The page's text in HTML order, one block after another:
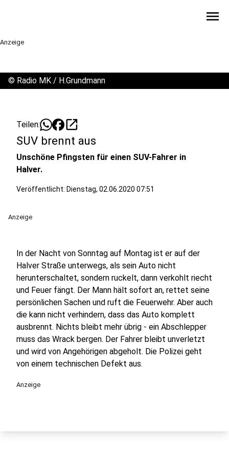
menu
Anzeige
© Radio MK / H.Grundmann
Teilen: open_in_new
SUV brennt aus
Unschöne Pfingsten für einen SUV-Fahrer in
Halver.
Veröffentlicht: Dienstag, 02.06.2020 07:51
Anzeige
In der Nacht von Sonntag auf Montag ist er auf der
Halver Straße unterwegs, als sein Auto nicht
herunterschaltet, sondern ruckelt, dann verkohlt riecht
und Feuer fängt. Der Mann hält sofort an, rettet seine
persönlichen Sachen und ruft die Feuerwehr. Aber auch
die kann nicht verhindern, dass das Auto komplett
ausbrennt. Nichts bleibt mehr übrig - ein Abschlepper
muss das Wrack bergen. Der Fahrer bleibt unverletzt
und wird von Angehörigen abgeholt. Die Polizei geht
von einem technischen Defekt aus.
Anzeige